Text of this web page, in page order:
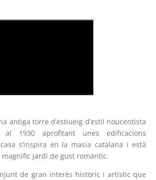
antiga torre d’estiueig d’estil noucentista
al 1930 aprofitant unes edificacions
s’inspira en la masia catalana i està
jardí de gust romàntic.
de gran interès històric i artístic que